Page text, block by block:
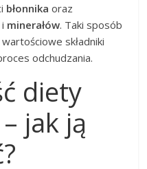
błonnika oraz
i minerałów. Taki sposób
składniki
odchudzania.
diety
jak ją